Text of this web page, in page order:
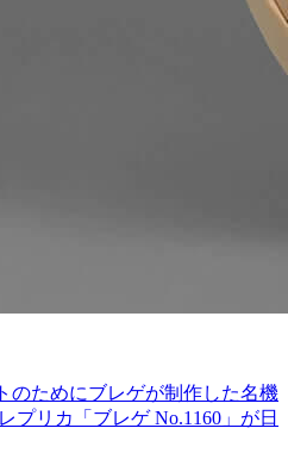
のためにブレゲが制作した名機
プリカ「ブレゲ No.1160」が日